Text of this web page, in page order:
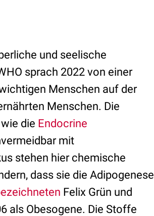
und seelische
sprach 2022 von einer
Menschen auf der
Menschen. Die
die Endocrine
mit
stehen hier chemische
dass sie die Adipogenese
Felix Grün und
als Obesogene. Die Stoffe